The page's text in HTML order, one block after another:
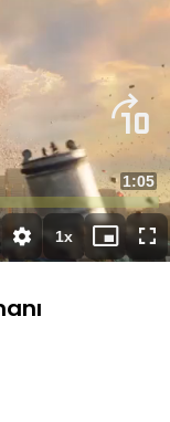
Süre
1:05
1xOynatma
Hızı
Mini
oynatıcı